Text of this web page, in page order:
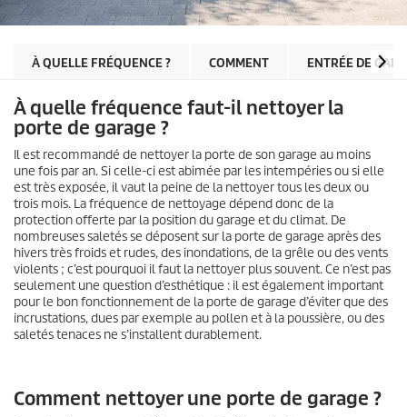
À QUELLE FRÉQUENCE ? COMMENT ENTRÉE DE
À quelle fréquence faut-il nettoyer la
porte de garage ?
Il est recommandé de nettoyer la porte de son garage au moins
une fois par an. Si celle-ci est abimée par les intempéries ou si elle
est très exposée, il vaut la peine de la nettoyer tous les deux ou
trois mois. La fréquence de nettoyage dépend donc de la
protection offerte par la position du garage et du climat. De
nombreuses saletés se déposent sur la porte de garage après des
hivers très froids et rudes, des inondations, de la grêle ou des vents
violents ; c’est pourquoi il faut la nettoyer plus souvent. Ce n’est pas
seulement une question d’esthétique : il est également important
pour le bon fonctionnement de la porte de garage d’éviter que des
incrustations, dues par exemple au pollen et à la poussière, ou des
saletés tenaces ne s’installent durablement.
Comment nettoyer une porte de garage ?